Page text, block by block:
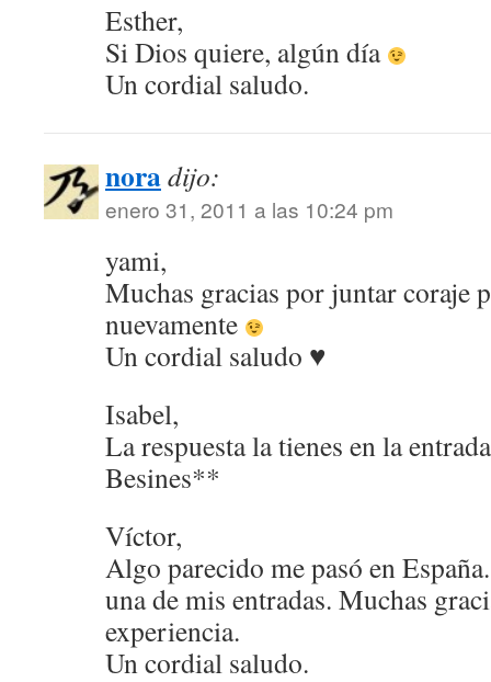
Esther,
Si Dios quiere, algún día
Un cordial saludo.
noradijo:
enero 31, 2011 a las 10:24 pm
yami,
Muchas gracias por juntar coraje
nuevamente
Un cordial saludo ♥
Isabel,
La respuesta la tienes en la
Besines**
Víctor,
Algo parecido me pasó en
una de mis entradas. Muchas
experiencia.
Un cordial saludo.